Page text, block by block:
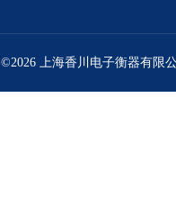
©2026 上海香川电子衡器有限